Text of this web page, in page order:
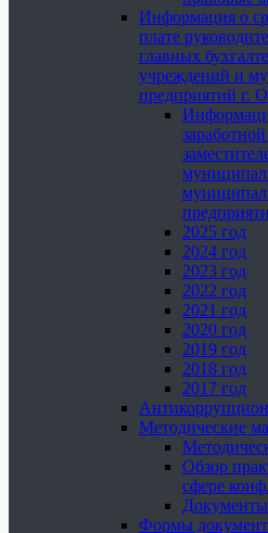
Информация о
плате
главных
учреждений и
предприятий г.
2025 год
2024 год
2023 год
2022 год
2021 год
2020 год
2019 год
2018 год
2017 год
Методические
Обзор
сфере
Документы
Формы